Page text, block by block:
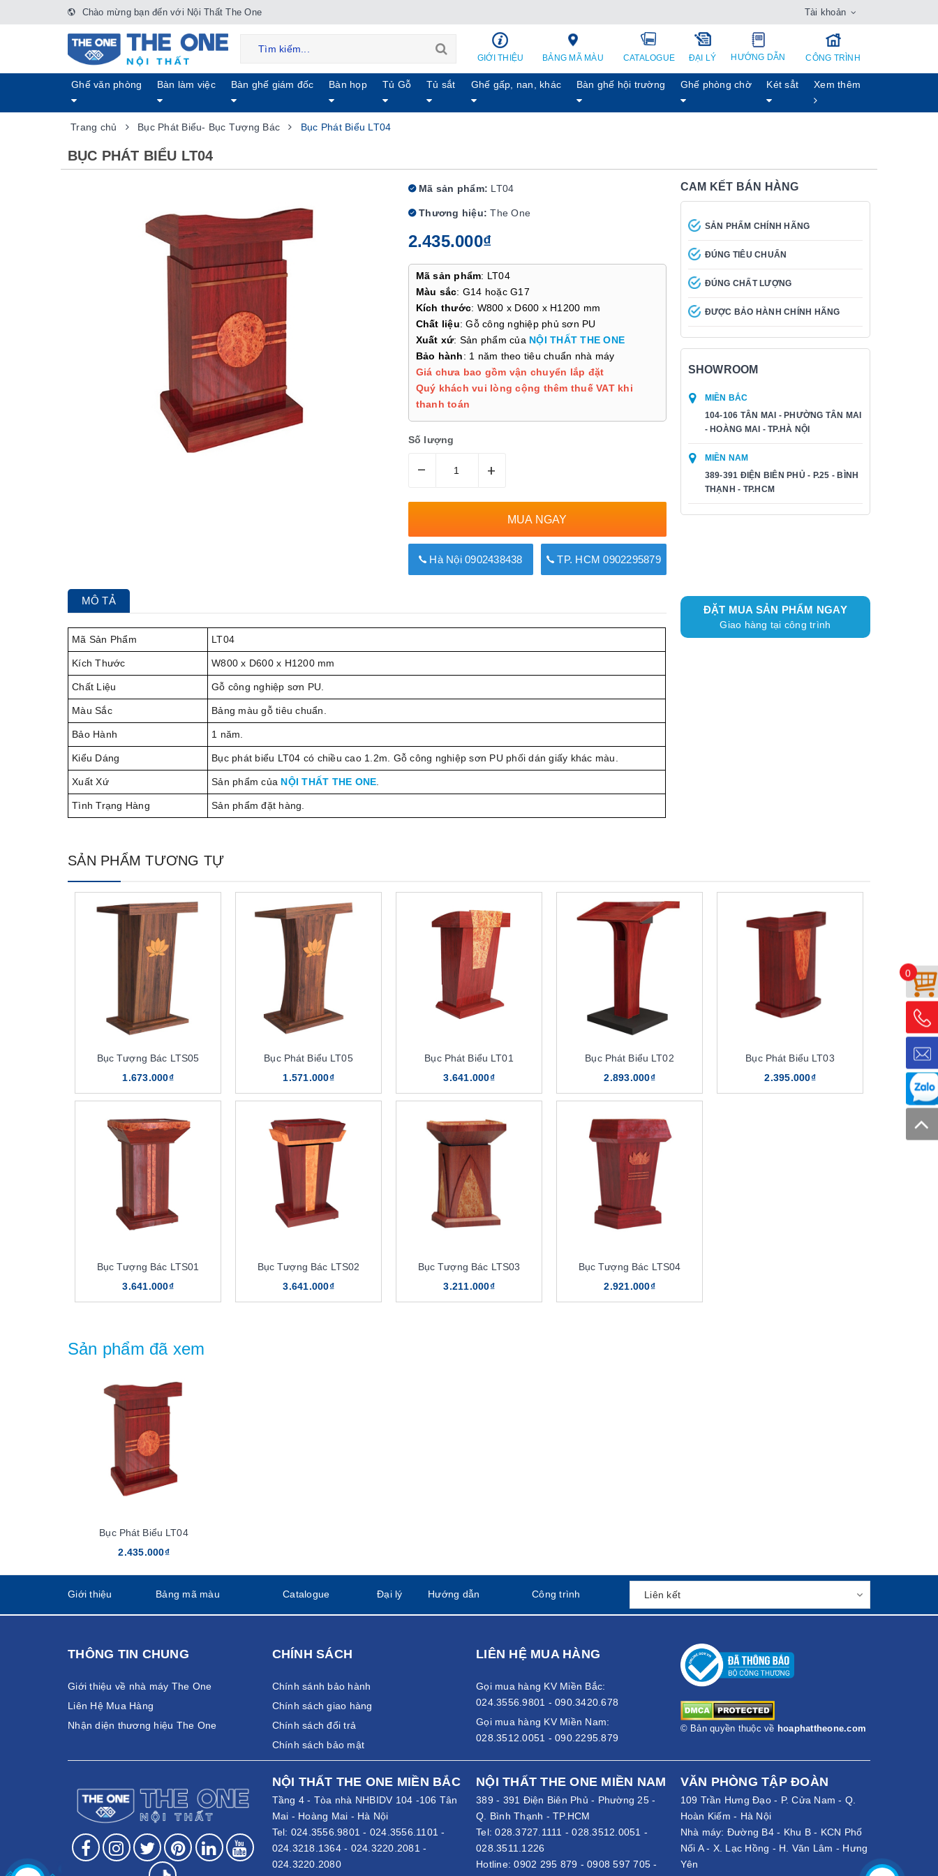
Chào mừng bạn đến với Nội Thất The One Tài khoản
GIỚI THIỆU BẢNG MÃ MÀU CATALOGUE ĐẠI LÝ HƯỚNG DẪN CÔNG TRÌNH
Ghế văn phòng Bàn làm việc Bàn ghế giám đốc Bàn họp Tủ Gỗ Tủ sắt Ghế gấp, nan, khác Bàn ghế hội trường Ghế phòng chờ Két sẳt Xem thêm
Trang chủ Bục Phát Biểu- Bục Tượng Bác Bục Phát Biểu LT04
BỤC PHÁT BIỂU LT04
Mã sản phẩm: LT04
Thương hiệu: The One
2.435.000₫
Mã sản phẩm: LT04
Màu sắc: G14 hoặc G17
Kích thước: W800 x D600 x H1200 mm
Chất liệu: Gỗ công nghiệp phủ sơn PU
Xuất xứ: Sản phẩm của NỘI THẤT THE ONE
Bảo hành: 1 năm theo tiêu chuẩn nhà máy
Giá chưa bao gồm vận chuyển lắp đặt
Quý khách vui lòng cộng thêm thuế VAT khi
thanh toán
Số lượng
– +
MUA NGAY
Hà Nội 0902438438 TP. HCM 0902295879
CAM KẾT BÁN HÀNG
SẢN PHẨM CHÍNH HÃNG
ĐÚNG TIÊU CHUẨN
ĐÚNG CHẤT LƯỢNG
ĐƯỢC BẢO HÀNH CHÍNH HÃNG
SHOWROOM
MIỀN BẮC
104-106 TÂN MAI - PHƯỜNG TÂN MAI
- HOÀNG MAI - TP.HÀ NỘI
MIỀN NAM
389-391 ĐIỆN BIÊN PHỦ - P.25 - BÌNH
THẠNH - TP.HCM
MÔ TẢ
Mã Sản Phẩm LT04
Kích Thước W800 x D600 x H1200 mm
Chất Liệu Gỗ công nghiệp sơn PU.
Màu Sắc Bảng màu gỗ tiêu chuẩn.
Bảo Hành 1 năm.
Kiểu Dáng Bục phát biểu LT04 có chiều cao 1.2m. Gỗ công nghiệp sơn PU phối dán giấy khác màu.
Xuất Xứ Sản phẩm của NỘI THẤT THE ONE.
Tình Trạng Hàng Sản phẩm đặt hàng.
ĐẶT MUA SẢN PHẨM NGAY
Giao hàng tại công trình
SẢN PHẨM TƯƠNG TỰ
Bục Tượng Bác LTS05
1.673.000₫
Bục Phát Biểu LT05
1.571.000₫
Bục Phát Biểu LT01
3.641.000₫
Bục Phát Biểu LT02
2.893.000₫
Bục Phát Biểu LT03
2.395.000₫
Bục Tượng Bác LTS01
3.641.000₫
Bục Tượng Bác LTS02
3.641.000₫
Bục Tượng Bác LTS03
3.211.000₫
Bục Tượng Bác LTS04
2.921.000₫
Sản phẩm đã xem
Bục Phát Biểu LT04
2.435.000₫
0
Giới thiệu Bảng mã màu Catalogue Đại lý Hướng dẫn Công trình
THÔNG TIN CHUNG
Giới thiệu về nhà máy The One
Liên Hệ Mua Hàng
Nhận diện thương hiệu The One
CHÍNH SÁCH
Chính sánh bảo hành
Chính sách giao hàng
Chính sách đổi trả
Chính sách bảo mật
LIÊN HỆ MUA HÀNG
Gọi mua hàng KV Miền Bắc:
024.3556.9801 - 090.3420.678
Gọi mua hàng KV Miền Nam:
028.3512.0051 - 090.2295.879
© Bản quyền thuộc về hoaphattheone.com
NỘI THẤT THE ONE MIỀN BẮC
Tầng 4 - Tòa nhà NHBIDV 104 -106 Tân
Mai - Hoàng Mai - Hà Nội
Tel: 024.3556.9801 - 024.3556.1101 -
024.3218.1364- 024.3220.2081-
024.3220.2080
NỘI THẤT THE ONE MIỀN NAM
389 - 391 Điện Biên Phủ - Phường 25 -
Q. Bình Thạnh - TP.HCM
Tel:028.3727.1111 -028.3512.0051 -
028.3511.1226
Hotline:0902 295 879 - 0908 597 705 -
VĂN PHÒNG TẬP ĐOÀN
109 Trần Hưng Đạo - P. Cửa Nam - Q.
Hoàn Kiếm - Hà Nội
Nhà máy: Đường B4 - Khu B - KCN Phố
Nối A - X. Lạc Hồng - H. Văn Lâm - Hưng
Yên